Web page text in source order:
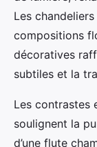
Les chandeliers
compositions
décoratives
subtiles et la
Les contrastes
soulignent la
d’une flute